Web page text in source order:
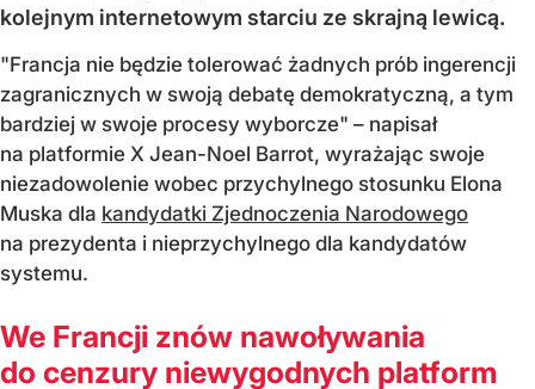
kolejnym internetowym starciu ze skrajną lewicą.
"Francja nie będzie tolerować żadnych prób ingerencji
zagranicznych w swoją debatę demokratyczną, a tym
bardziej w swoje procesy wyborcze" – napisał
na platformie X Jean-Noel Barrot, wyrażając swoje
niezadowolenie wobec przychylnego stosunku Elona
Muska dla kandydatki Zjednoczenia Narodowego
na prezydenta i nieprzychylnego dla kandydatów
systemu.
We Francji znów nawoływania
do cenzury niewygodnych platform